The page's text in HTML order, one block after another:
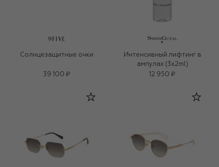
9FIVE
Солнцезащитные очки
39 100 ₽
Интенсивный лифтинг в
ампулах (3x2ml)
12 950 ₽